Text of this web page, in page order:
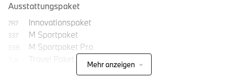
Ausstattungspaket
7R7 Innovationspaket
337 M Sportpaket
33B M Sportpaket Pro
Travel Paket
Mehr anzeigen